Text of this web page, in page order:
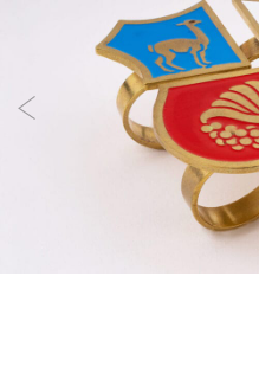
ZERBINA WHITE